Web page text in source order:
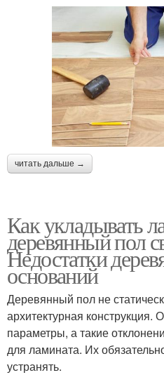
читать дальше →
Как укладывать
деревянный пол
Недостатки
оснований
Деревянный пол не
архитектурная конструкция.
параметры, а такие
для ламината. Их
устранять.